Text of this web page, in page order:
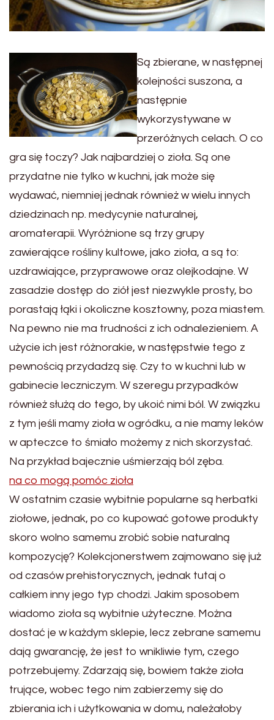
Są zbierane, w następnej
kolejności suszona, a
następnie
wykorzystywane w
przeróżnych celach. O co
gra się toczy? Jak najbardziej o zioła. Są one
przydatne nie tylko w kuchni, jak może się
wydawać, niemniej jednak również w wielu innych
dziedzinach np. medycynie naturalnej,
aromaterapii. Wyróżnione są trzy grupy
zawierające rośliny kultowe, jako zioła, a są to:
uzdrawiające, przyprawowe oraz olejkodajne. W
zasadzie dostęp do ziół jest niezwykle prosty, bo
porastają łąki i okoliczne kosztowny, poza miastem.
Na pewno nie ma trudności z ich odnalezieniem. A
użycie ich jest różnorakie, w następstwie tego z
pewnością przydadzą się. Czy to w kuchni lub w
gabinecie leczniczym. W szeregu przypadków
również służą do tego, by ukoić nimi ból. W związku
z tym jeśli mamy zioła w ogródku, a nie mamy leków
w apteczce to śmiało możemy z nich skorzystać.
Na przykład bajecznie uśmierzają ból zęba.
na co mogą pomóc zioła
W ostatnim czasie wybitnie popularne są herbatki
ziołowe, jednak, po co kupować gotowe produkty
skoro wolno samemu zrobić sobie naturalną
kompozycję? Kolekcjonerstwem zajmowano się już
od czasów prehistorycznych, jednak tutaj o
całkiem inny jego typ chodzi. Jakim sposobem
wiadomo zioła są wybitnie użyteczne. Można
dostać je w każdym sklepie, lecz zebrane samemu
dają gwarancję, że jest to wnikliwie tym, czego
potrzebujemy. Zdarzają się, bowiem także zioła
trujące, wobec tego nim zabierzemy się do
zbierania ich i użytkowania w domu, należałoby